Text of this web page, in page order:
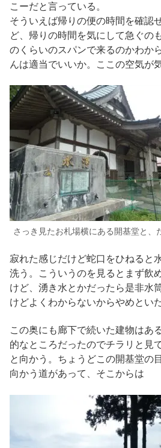
こーだと言っている。
そういえば帰りの便の時間を確認
ど、帰りの時間を気にして急ぐの
のくらいのスパンで来るのかわか
んは適当でいいか。ここの空気が
さっき見たお札場横にある開基堂と、
寂れた感じだけど蛇口をひねると
洗う。こういうのを見るとまず飲
けど、湧き水とかだったら是非水
けどよくわからないからやめといた
この奥にも廊下で続いた建物はあ
的なところだったのでチラリと見
と向かう。ちょうどこの開基堂の
向かう道があって、そこからは